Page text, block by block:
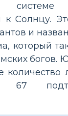
к Солнцу.
и
который
богов.
количество
67